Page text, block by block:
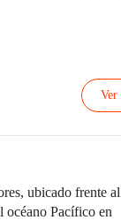
Ver
ubicado frente
océano Pacífico en